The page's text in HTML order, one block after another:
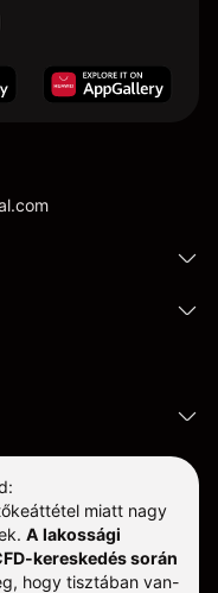
miatt nagy
A lakossági
kereskedés során
hogy tisztában van-